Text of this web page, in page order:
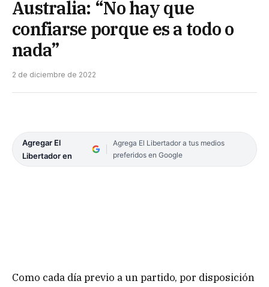
Australia: “No hay que
confiarse porque es a todo o
nada”
2 de diciembre de 2022
Agregar El
Libertador en
Agrega El Libertador a tus medios
preferidos en Google
Como cada día previo a un partido, por disposición